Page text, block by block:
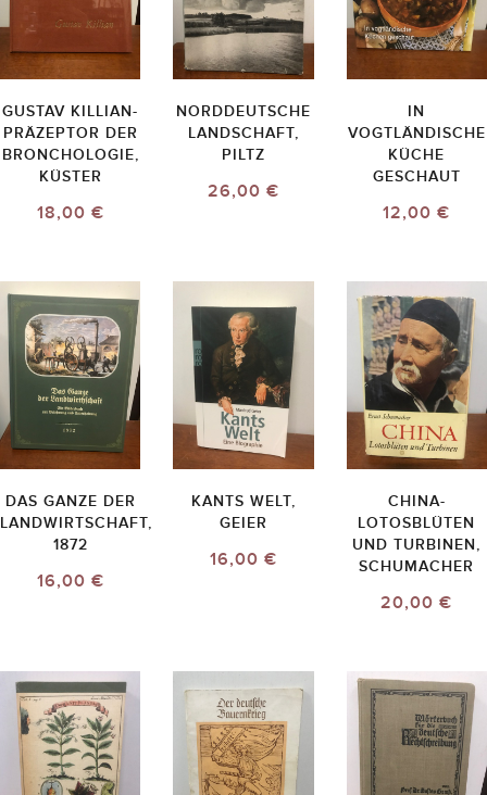
GUSTAV KILLIAN-
PRÄZEPTOR DER
BRONCHOLOGIE,
KÜSTER
18,00 €
NORDDEUTSCHE
LANDSCHAFT,
PILTZ
26,00 €
IN
VOGTLÄNDISCHE
KÜCHE
GESCHAUT
12,00 €
DAS GANZE DER
LANDWIRTSCHAFT,
1872
16,00 €
KANTS WELT,
GEIER
16,00 €
CHINA-
LOTOSBLÜTEN
UND TURBINEN,
SCHUMACHER
20,00 €